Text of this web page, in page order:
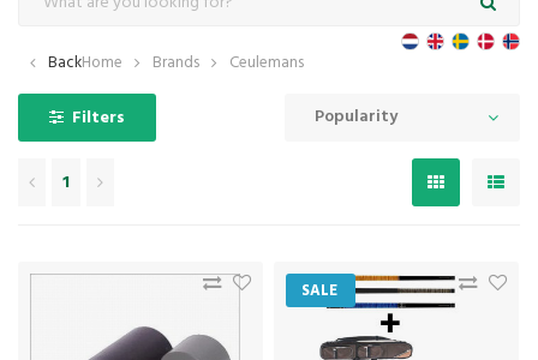
BackHome Brands Ceulemans
Filters Popularity
1
SALE